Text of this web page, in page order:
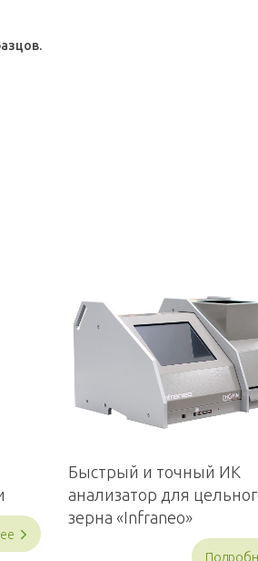
Быстрый и точный ИК
анализатор для
зерна «Infraneo»